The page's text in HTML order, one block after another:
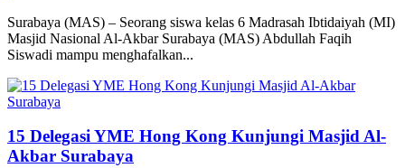
Surabaya (MAS) – Seorang siswa kelas 6 Madrasah Ibtidaiyah (MI)
Masjid Nasional Al-Akbar Surabaya (MAS) Abdullah Faqih
Siswadi mampu menghafalkan...
15 Delegasi YME Hong Kong Kunjungi Masjid Al-
Akbar Surabaya